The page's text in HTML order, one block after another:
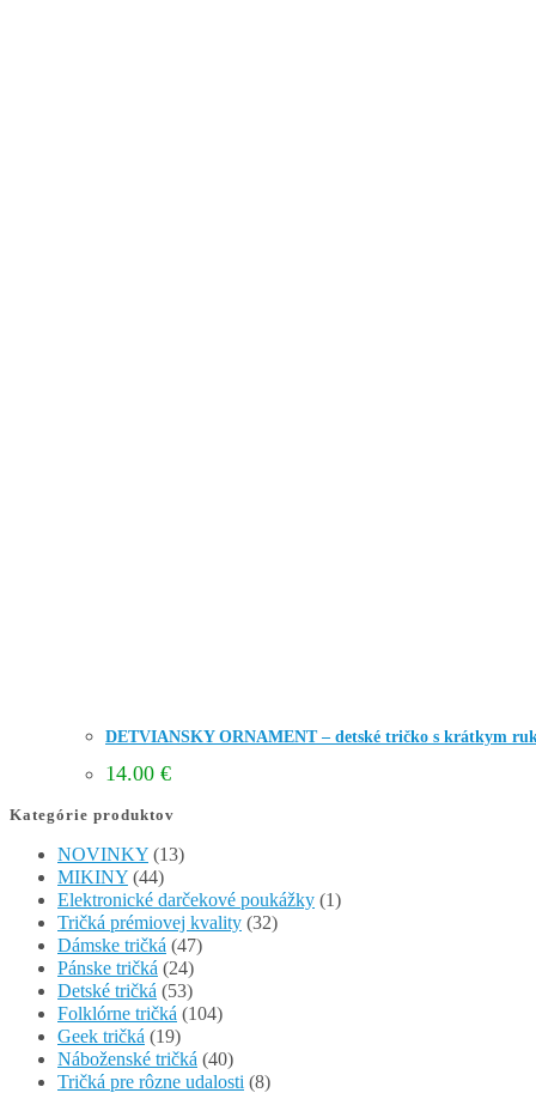
DETVIANSKY ORNAMENT – detské tričko s krátkym
14.00 €
Kategórie produktov
NOVINKY (13)
MIKINY (44)
Elektronické darčekové poukážky (1)
Tričká prémiovej kvality (32)
Dámske tričká (47)
Pánske tričká (24)
Detské tričká (53)
Folklórne tričká (104)
Geek tričká (19)
Náboženské tričká (40)
Tričká pre rôzne udalosti (8)